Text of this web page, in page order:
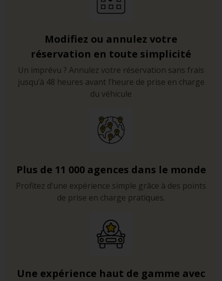
Modifiez ou annulez votre
réservation en toute simplicité
Un imprévu ? Annulez votre réservation sans frais
jusqu’à 48 heures avant l’heure de prise en charge
du véhicule
Plus de 11 000 agences dans le monde
Profitez d’une expérience simple grâce à des points
de prise en charge pratiques.
Une expérience haut de gamme avec